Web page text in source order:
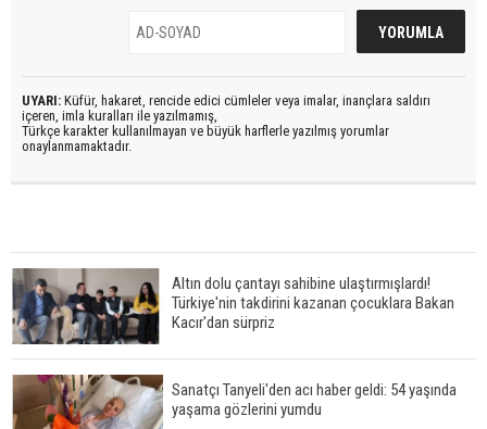
UYARI: Küfür, hakaret, rencide edici cümleler veya imalar, inançlara saldırı
içeren, imla kuralları ile yazılmamış,
Türkçe karakter kullanılmayan ve büyük harflerle yazılmış yorumlar
onaylanmamaktadır.
Altın dolu çantayı sahibine ulaştırmışlardı!
Türkiye'nin takdirini kazanan çocuklara Bakan
Kacır'dan sürpriz
Sanatçı Tanyeli'den acı haber geldi: 54 yaşında
yaşama gözlerini yumdu